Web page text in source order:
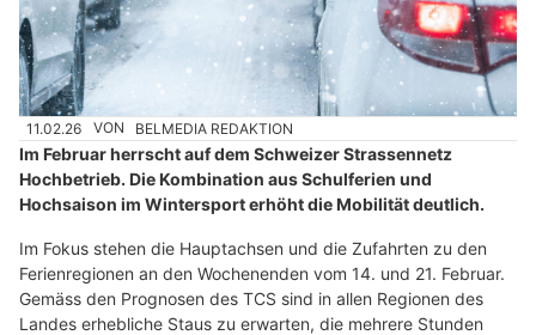
11.02.26 VON BELMEDIA REDAKTION
Im Februar herrscht auf dem Schweizer Strassennetz
Hochbetrieb. Die Kombination aus Schulferien und
Hochsaison im Wintersport erhöht die Mobilität deutlich.
Im Fokus stehen die Hauptachsen und die Zufahrten zu den
Ferienregionen an den Wochenenden vom 14. und 21. Februar.
Gemäss den Prognosen des TCS sind in allen Regionen des
Landes erhebliche Staus zu erwarten, die mehrere Stunden